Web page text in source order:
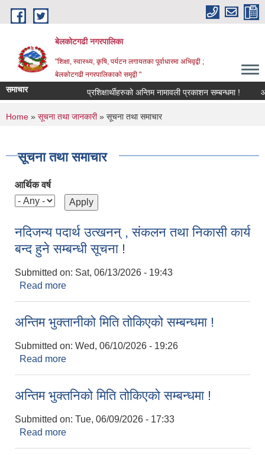
Skip to main content
बेलकोटगढी नगरपालिका
"शिक्षा, स्वास्थ्य, कृषि, पर्यटन लगायतका पूर्वाधारमा अभिवृद्वी ;
बेलकोटगढी नगरपालिकाको समृद्वी "
समाचार प्रशिक्षार्थीहरुको अन्तिम नामावली प्रकाशन सम्बन्धमा !
You are here
Home » सूचना तथा जानकारी» सूचना तथा समाचार
सूचना तथा समाचार
आर्थिक वर्ष
नदिजन्य पदार्थ उत्खनन् , संकलन तथा निकासी कार्य
बन्द हुने सम्बन्धी सूचना !
Submitted on: Sat, 06/13/2026 - 19:43
Read more
अन्तिम भुक्तानीको मिति तोकिएको सम्बन्धमा !
Submitted on: Wed, 06/10/2026 - 19:26
Read more
अन्तिम भुक्तनिको मिति तोकिएको सम्बन्धमा !
Submitted on: Tue, 06/09/2026 - 17:33
Read more